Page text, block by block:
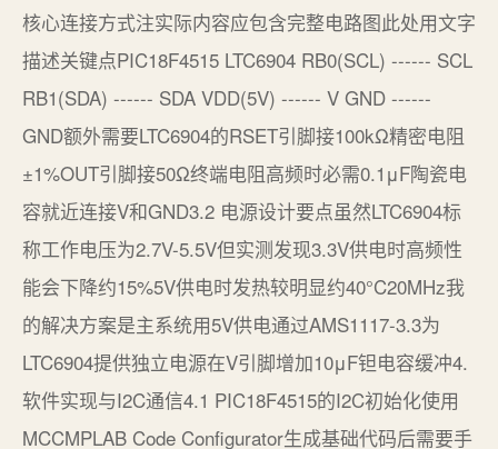
核心连接方式注实际内容应包含完整电路图此处用文字
描述关键点PIC18F4515 LTC6904 RB0(SCL) ------ SCL
RB1(SDA) ------ SDA VDD(5V) ------ V GND ------
GND额外需要LTC6904的RSET引脚接100kΩ精密电阻
±1%OUT引脚接50Ω终端电阻高频时必需0.1μF陶瓷电
容就近连接V和GND3.2 电源设计要点虽然LTC6904标
称工作电压为2.7V-5.5V但实测发现3.3V供电时高频性
能会下降约15%5V供电时发热较明显约40°C20MHz我
的解决方案是主系统用5V供电通过AMS1117-3.3为
LTC6904提供独立电源在V引脚增加10μF钽电容缓冲4.
软件实现与I2C通信4.1 PIC18F4515的I2C初始化使用
MCCMPLAB Code Configurator生成基础代码后需要手